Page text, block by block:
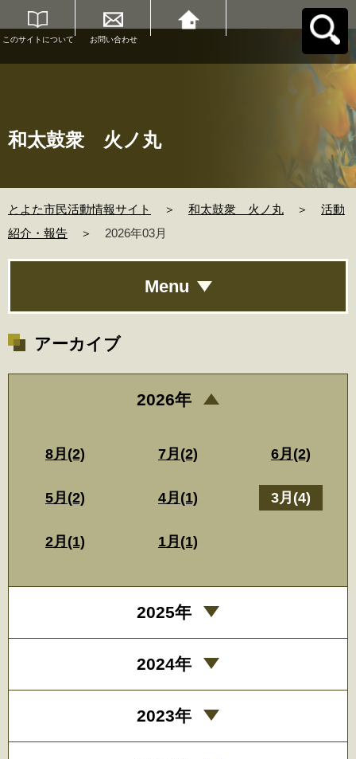
このサイトについて お問い合わせ
和太鼓衆 火ノ丸
とよた市民活動情報サイト ＞ 和太鼓衆 火ノ丸 ＞
活動
紹介・報告
＞ 2026年03月
Menu
アーカイブ
2026年
8月(2) 7月(2) 6月(2)
5月(2) 4月(1) 3月(4)
2月(1) 1月(1)
2025年
2024年
2023年